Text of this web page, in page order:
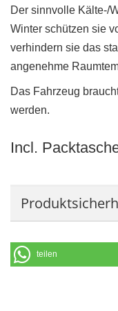
Der sinnvolle Kälte-/
Winter schützen sie
verhindern sie das
angenehme
Das Fahrzeug
werden.
Incl.
teilen